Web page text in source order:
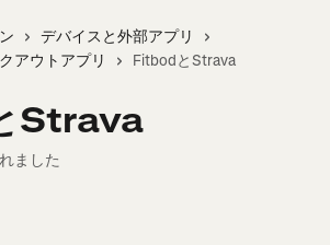
デバイスと外部アプリ
アウトアプリ
FitbodとStrava
Strava
ました